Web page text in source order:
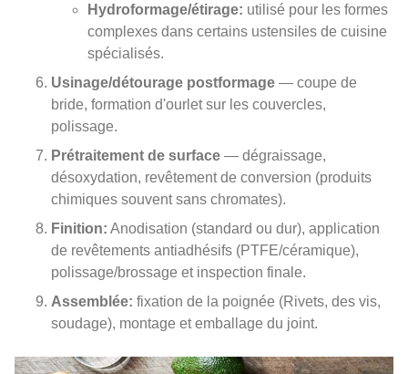
Hydroformage/étirage: utilisé pour les formes
complexes dans certains ustensiles de cuisine
spécialisés.
Usinage/détourage postformage — coupe de
bride, formation d'ourlet sur les couvercles,
polissage.
Prétraitement de surface — dégraissage,
désoxydation, revêtement de conversion (produits
chimiques souvent sans chromates).
Finition: Anodisation (standard ou dur), application
de revêtements antiadhésifs (PTFE/céramique),
polissage/brossage et inspection finale.
Assemblée: fixation de la poignée (Rivets, des vis,
soudage), montage et emballage du joint.